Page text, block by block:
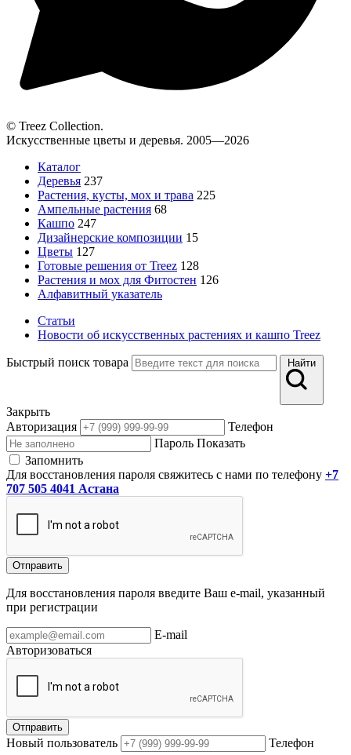
© Treez Collection.
Искусственные цветы и деревья. 2005—2026
Каталог
Деревья 237
Растения, кусты, мох и трава 225
Ампельные растения 68
Кашпо 247
Дизайнерские композиции 15
Цветы 127
Готовые решения от Treez 128
Растения и мох для Фитостен 126
Алфавитный указатель
Статьи
Новости об искусственных растениях и кашпо Treez
Быстрый поиск товара Найти
Закрыть
Авторизация
Телефон
Пароль Показать
Запомнить
Для восстановления пароля свяжитесь с нами по телефону +7
707 505 4041 Астана
Отправить
Для восстановления пароля введите Ваш e-mail, указанный
при регистрации
E-mail
Авторизоваться
Отправить
Новый пользователь Телефон